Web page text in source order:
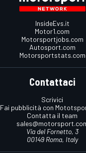
InsideEvs.it
Motor1.com
Motorsportjobs.com
Autosport.com
Motorsportstats.com
Contattaci
Scrivici
Fai pubblicità con
Contatta il team
Via del Fornetto, 3
00149 Roma, Italy